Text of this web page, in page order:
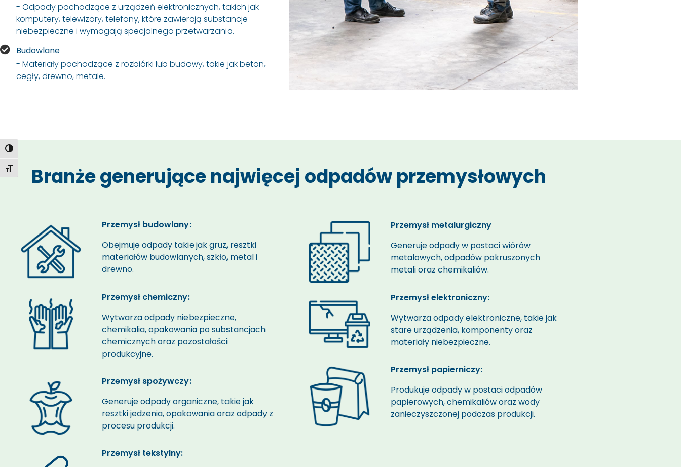
Toggle High Contrast
Toggle Font size
- Odpady pochodzące z urządzeń elektronicznych, takich jak
komputery, telewizory, telefony, które zawierają substancje
niebezpieczne i wymagają specjalnego przetwarzania.
Budowlane
- Materiały pochodzące z rozbiórki lub budowy, takie jak beton,
cegły, drewno, metale.
Branże generujące najwięcej odpadów przemysłowych
Przemysł budowlany:
Obejmujeodpady takie jak gruz, resztki
materiałów budowlanych, szkło, metal i
drewno.
Przemysł chemiczny:
Wytwarzaodpady niebezpieczne,
chemikalia, opakowania po substancjach
chemicznych oraz pozostałości
produkcyjne.
Przemysł spożywczy:
Generujeodpadyorganiczne, takie jak
resztki jedzenia, opakowania orazodpady z
procesu produkcji.
Przemysł tekstylny:
Przemysł metalurgiczny
Generujeodpadyw postaci wiórów
metalowych, odpadów pokruszonych
metali oraz chemikaliów.
Przemysł elektroniczny:
Wytwarzaodpadyelektroniczne, takie jak
stare urządzenia, komponenty oraz
materiały niebezpieczne.
Przemysł papierniczy:
Produkujeodpadyw postaci odpadów
papierowych, chemikaliów oraz wody
zanieczyszczonej podczas produkcji.